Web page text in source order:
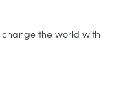
the world with